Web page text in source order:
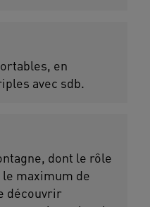
en
avec sdb.
dont le rôle
maximum de
découvrir